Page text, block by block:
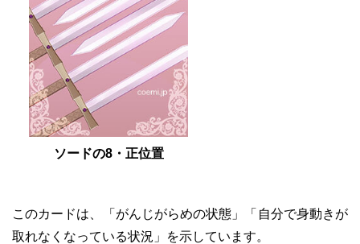
ソードの8・正位置
このカードは、「がんじがらめの状態」「自分で身動きが
取れなくなっている状況」を示しています。